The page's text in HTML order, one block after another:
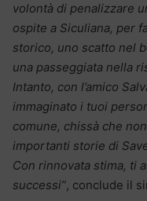
volontà di penalizzare
ospite a Siculiana, per
storico, uno scatto nel
una passeggiata nella
Intanto, con l’amico
immaginato i tuoi
comune, chissà che
importanti storie di
Con rinnovata stima, ti
successi”, conclude il